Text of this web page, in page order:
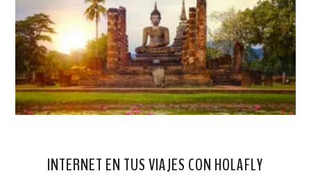
INTERNET EN TUS VIAJES CON HOLAFLY